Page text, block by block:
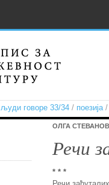
људи говоре 33/34 / поезија/
ОЛГА
Речи
* * *